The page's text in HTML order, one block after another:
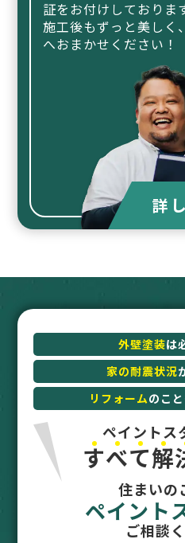
証をお付けしておりま
施工後もずっと美しく
へおまかせください！
詳
外壁塗装は
家の耐震状況
リフォームのこ
ペイントス
すべて解
住まいの
ペイント
ご相談